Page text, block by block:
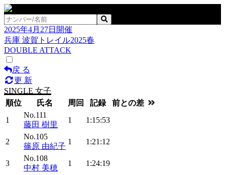
2025年4月27日開催
兵庫 波賀トレイル2025春
DOUBLE ATTACK
戻 る
更 新
SINGLE 女子
順位
氏名 周回 記録
前との差
1
No.111
藤田 樹里
1 1:15:53
2
No.105
篠原 由紀子
1 1:21:12
3
No.108
中村 美穂
1 1:24:19